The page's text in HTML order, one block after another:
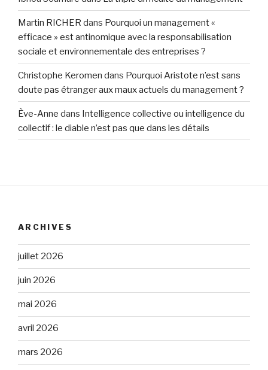
Martin RICHER dans Pourquoi un management «
efficace » est antinomique avec la responsabilisation
sociale et environnementale des entreprises ?
Christophe Keromen dans Pourquoi Aristote n’est sans
doute pas étranger aux maux actuels du management ?
Ève-Anne dans Intelligence collective ou intelligence du
collectif : le diable n’est pas que dans les détails
ARCHIVES
juillet 2026
juin 2026
mai 2026
avril 2026
mars 2026